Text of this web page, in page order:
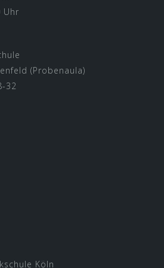
Uhr
(Probenaula)
32
Köln